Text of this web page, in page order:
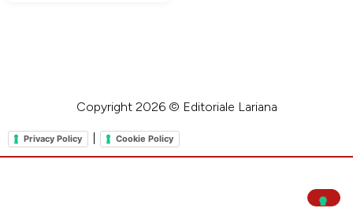
Copyright 2026 © Editoriale Lariana
Privacy Policy Cookie Policy